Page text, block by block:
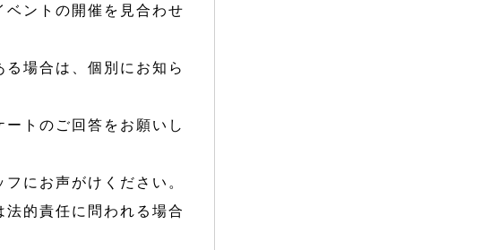
ントの開催を見合わせ
場合は、個別にお知ら
トのご回答をお願いし
にお声がけください。
的責任に問われる場合